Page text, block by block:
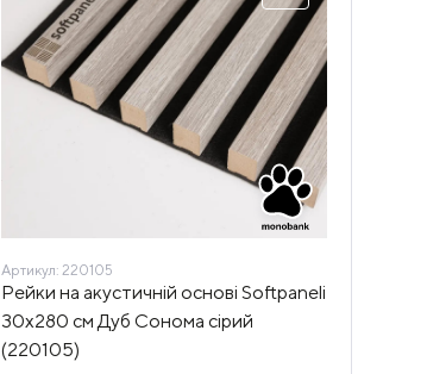
Артикул: 220105
Рейки на акустичній основі Softpaneli
30х280 см Дуб Сонома сірий
(220105)